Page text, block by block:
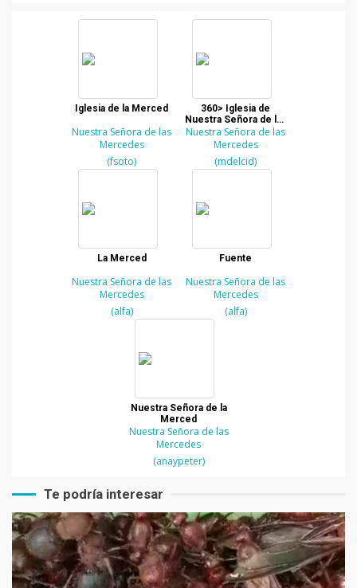
Iglesia de la Merced
Nuestra Señora de las
Mercedes
(fsoto)
360> Iglesia de
Nuestra Señora de las
Mercedes en La
Antigua Guatemala
Nuestra Señora de las
Mercedes
(mdelcid)
La Merced
Nuestra Señora de las
Mercedes
(alfa)
Fuente
Nuestra Señora de las
Mercedes
(alfa)
Nuestra Señora de la
Merced
Nuestra Señora de las
Mercedes
(anaypeter)
Te podría interesar